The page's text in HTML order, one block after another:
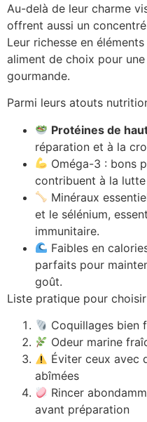
Au-delà de leur charme
offrent aussi un
Leur richesse en
aliment de choix pour
gourmande.
Parmi leurs atouts
Protéines de
réparation et à la
Oméga-3 : bons
contribuent à la
Minéraux
et le sélénium,
immunitaire.
Faibles en
parfaits pour
goût.
Liste pratique pour
Coquillages bien
Odeur marine
Éviter ceux avec
abîmées
Rincer
avant préparation